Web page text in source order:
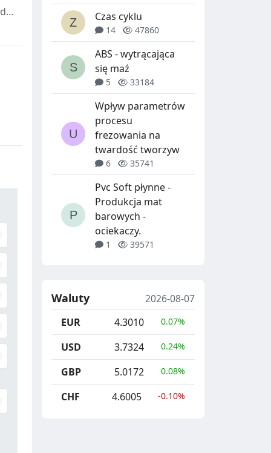
Czas cyklu
14 47860
ABS - wytrącająca
się maź
5 33184
Wpływ parametrów
procesu
frezowania na
twardość tworzyw
6 35741
Pvc Soft płynne -
Produkcja mat
barowych -
ociekaczy.
1 39571
Waluty
2026-08-07
EUR
4.3010 0.07%
USD 3.7324 0.24%
GBP 5.0172 0.08%
CHF 4.6005 -0.10%